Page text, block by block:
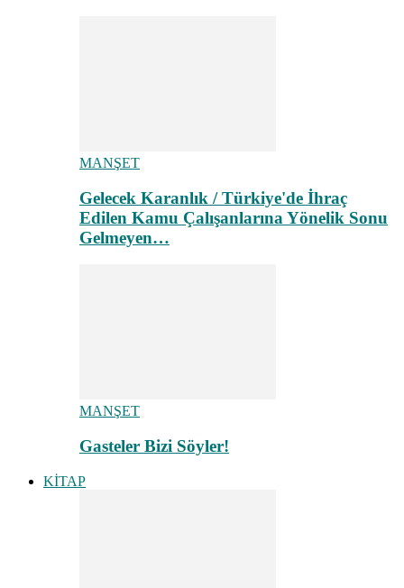
MANŞET
Gelecek Karanlık / Türkiye'de İhraç
Edilen Kamu Çalışanlarına Yönelik Sonu
Gelmeyen…
MANŞET
Gasteler Bizi Söyler!
KİTAP